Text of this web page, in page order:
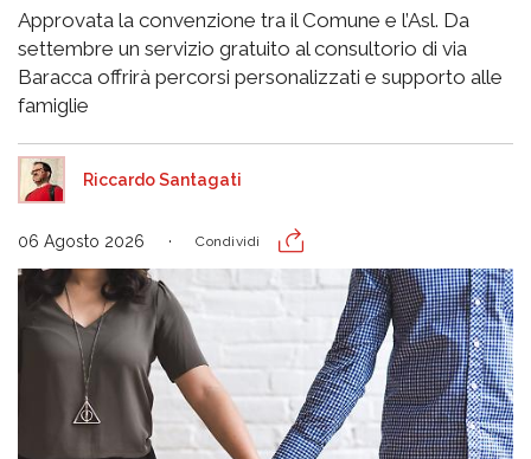
Approvata la convenzione tra il Comune e l’Asl. Da
settembre un servizio gratuito al consultorio di via
Baracca offrirà percorsi personalizzati e supporto alle
famiglie
Riccardo Santagati
06 Agosto 2026 Condividi